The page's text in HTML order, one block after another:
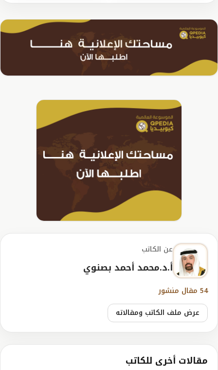
عن الكاتب
أ.د.محمد أحمد بصنوي
54 مقال منشور
عرض ملف الكاتب ومقالاته
مقالات أخرى للكاتب